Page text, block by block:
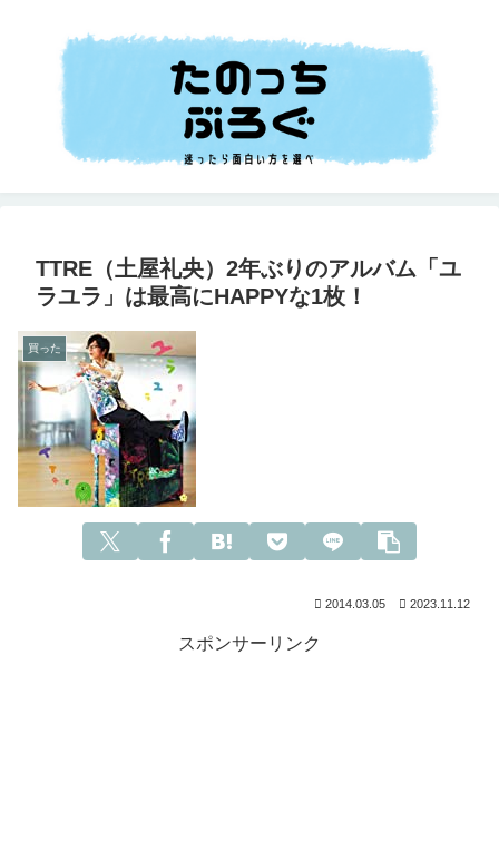
TTRE（土屋礼央）2年ぶりのアルバム「ユ
ラユラ」は最高にHAPPYな1枚！
買った
2014.03.05 2023.11.12
スポンサーリンク